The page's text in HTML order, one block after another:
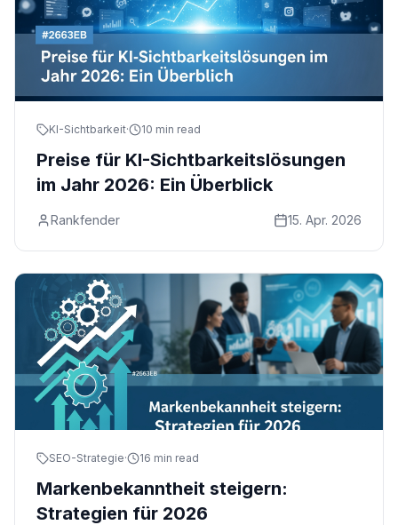
KI-Sichtbarkeit· 10 min read
Preise für KI-Sichtbarkeitslösungen
im Jahr 2026: Ein Überblick
Rankfender 15. Apr. 2026
SEO-Strategie· 16 min read
Markenbekanntheit steigern:
Strategien für 2026